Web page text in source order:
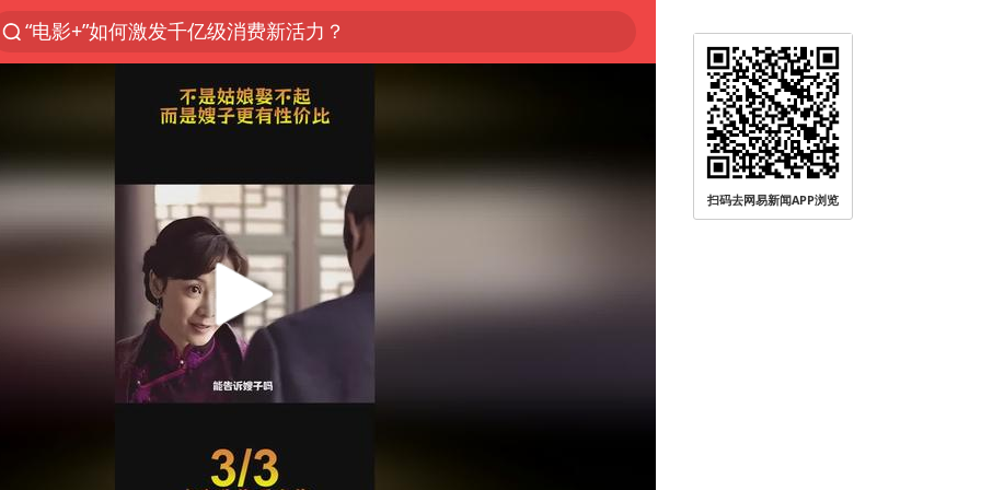
“电影+”如何激发千亿级消费新活力？
中巨芯：上半年归母净利润1405.77万元
东航：国内客票提前14天免费退改
四川宜宾高县4.9级地震致1死
日本试射“战斧”导弹，国防部回应
百花奖开幕式 刘浩存独舞
台风白海豚中心风力增强
广东雷州通报特教老师招聘违规事件
“新疆阿勒泰八月能滑雪”不实
扫码去网易新闻APP浏览